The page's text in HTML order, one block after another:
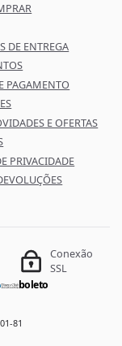
DE ENTREGA
PAGAMENTO
E OFERTAS
PRIVACIDADE
Conexão
SSL
boleto
81